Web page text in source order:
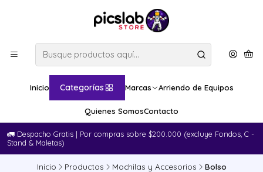
Inicio Categorías Marcas Arriendo de Equipos
Quienes SomosContacto
🚛​ Despacho Gratis | Por compras sobre $200.000 (excluye Fondos, C -
Stand & Maletas)
Inicio Productos Mochilas y Accesorios Bolso